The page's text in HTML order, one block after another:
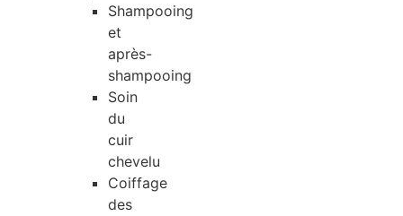
Shampooing
et
après-
shampooing
Soin
du
cuir
chevelu
Coiffage
des